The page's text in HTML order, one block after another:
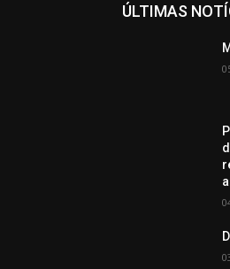
ÚLTIMAS